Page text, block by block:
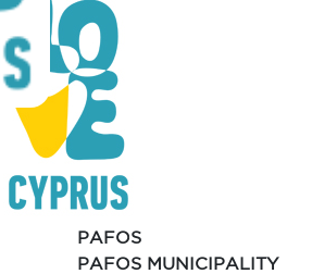
PAFOS
PAFOS MUNICIPALITY